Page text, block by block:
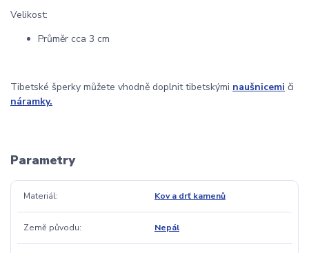
Velikost:
Průměr cca 3 cm
Tibetské šperky můžete vhodně doplnit tibetskými naušnicemi či
náramky.
Parametry
Materiál Kov a drť kamenů
Země původu Nepál